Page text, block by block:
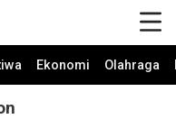
Ekonomi Olahraga